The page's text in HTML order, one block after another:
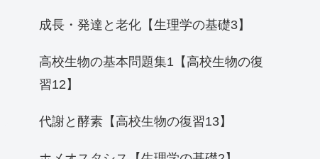
成長・発達と老化【生理学の基礎3】
高校生物の基本問題集1【高校生物の復
習12】
代謝と酵素【高校生物の復習13】